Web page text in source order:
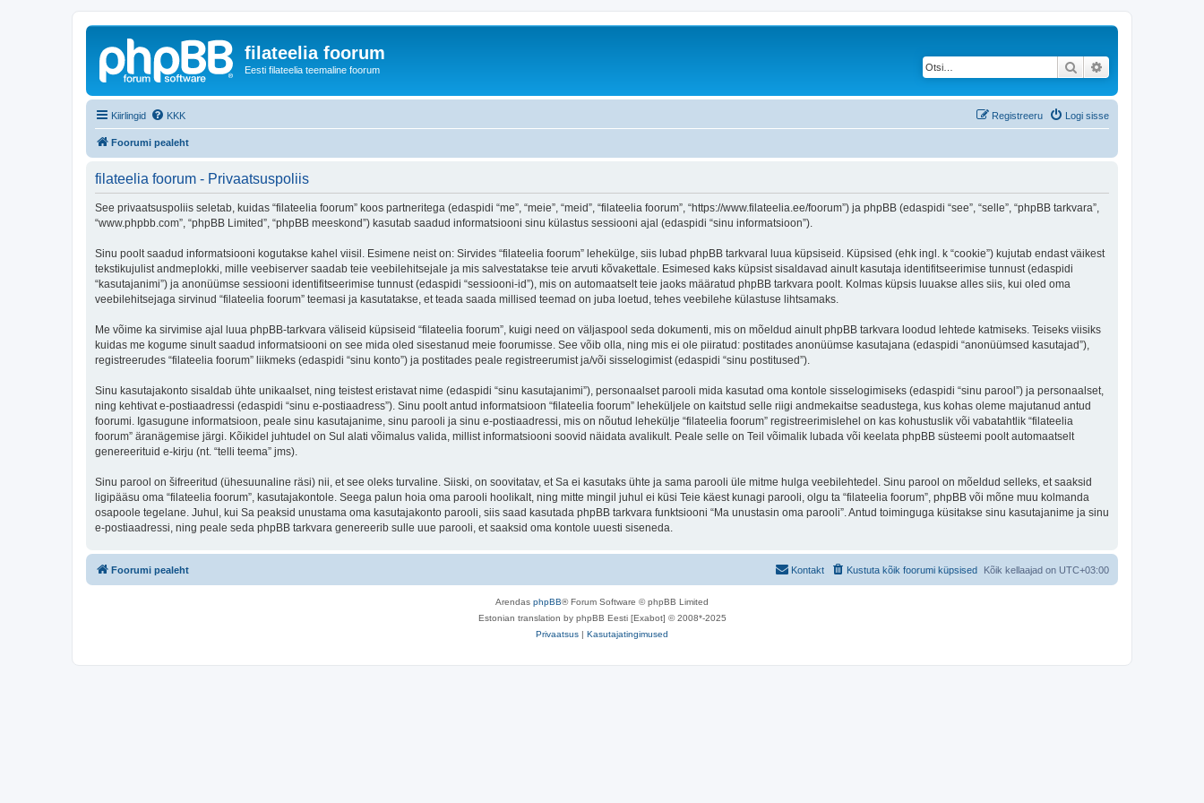
filateelia foorum
Eesti filateelia teemaline foorum Otsi
Kiirlingid KKK Logi sisse
Registreeru
Foorumi pealeht
filateelia foorum - Privaatsuspoliis
See privaatsuspoliis seletab, kuidas “filateelia foorum” koos partneritega (edaspidi “me”, “meie”, “meid”, “filateelia foorum”, “https://www.filateelia.ee/foorum”) ja phpBB (edaspidi “see”, “selle”, “phpBB tarkvara”,
“www.phpbb.com”, “phpBB Limited”, “phpBB meeskond”) kasutab saadud informatsiooni sinu külastus sessiooni ajal (edaspidi “sinu informatsioon”).
Sinu poolt saadud informatsiooni kogutakse kahel viisil. Esimene neist on: Sirvides “filateelia foorum” lehekülge, siis lubad phpBB tarkvaral luua küpsiseid. Küpsised (ehk ingl. k “cookie”) kujutab endast väikest
tekstikujulist andmeplokki, mille veebiserver saadab teie veebilehitsejale ja mis salvestatakse teie arvuti kõvakettale. Esimesed kaks küpsist sisaldavad ainult kasutaja identifitseerimise tunnust (edaspidi
“kasutajanimi”) ja anonüümse sessiooni identifitseerimise tunnust (edaspidi “sessiooni-id”), mis on automaatselt teie jaoks määratud phpBB tarkvara poolt. Kolmas küpsis luuakse alles siis, kui oled oma
veebilehitsejaga sirvinud “filateelia foorum” teemasi ja kasutatakse, et teada saada millised teemad on juba loetud, tehes veebilehe külastuse lihtsamaks.
Me võime ka sirvimise ajal luua phpBB-tarkvara väliseid küpsiseid “filateelia foorum”, kuigi need on väljaspool seda dokumenti, mis on mõeldud ainult phpBB tarkvara loodud lehtede katmiseks. Teiseks viisiks
kuidas me kogume sinult saadud informatsiooni on see mida oled sisestanud meie foorumisse. See võib olla, ning mis ei ole piiratud: postitades anonüümse kasutajana (edaspidi “anonüümsed kasutajad”),
registreerudes “filateelia foorum” liikmeks (edaspidi “sinu konto”) ja postitades peale registreerumist ja/või sisselogimist (edaspidi “sinu postitused”).
Sinu kasutajakonto sisaldab ühte unikaalset, ning teistest eristavat nime (edaspidi “sinu kasutajanimi”), personaalset parooli mida kasutad oma kontole sisselogimiseks (edaspidi “sinu parool”) ja personaalset,
ning kehtivat e-postiaadressi (edaspidi “sinu e-postiaadress”). Sinu poolt antud informatsioon “filateelia foorum” leheküljele on kaitstud selle riigi andmekaitse seadustega, kus kohas oleme majutanud antud
foorumi. Igasugune informatsioon, peale sinu kasutajanime, sinu parooli ja sinu e-postiaadressi, mis on nõutud lehekülje “filateelia foorum” registreerimislehel on kas kohustuslik või vabatahtlik “filateelia
foorum” äranägemise järgi. Kõikidel juhtudel on Sul alati võimalus valida, millist informatsiooni soovid näidata avalikult. Peale selle on Teil võimalik lubada või keelata phpBB süsteemi poolt automaatselt
genereerituid e-kirju (nt. “telli teema” jms).
Sinu parool on šifreeritud (ühesuunaline räsi) nii, et see oleks turvaline. Siiski, on soovitatav, et Sa ei kasutaks ühte ja sama parooli üle mitme hulga veebilehtedel. Sinu parool on mõeldud selleks, et saaksid
ligipääsu oma “filateelia foorum”, kasutajakontole. Seega palun hoia oma parooli hoolikalt, ning mitte mingil juhul ei küsi Teie käest kunagi parooli, olgu ta “filateelia foorum”, phpBB või mõne muu kolmanda
osapoole tegelane. Juhul, kui Sa peaksid unustama oma kasutajakonto parooli, siis saad kasutada phpBB tarkvara funktsiooni “Ma unustasin oma parooli”. Antud toiminguga küsitakse sinu kasutajanime ja sinu
e-postiaadressi, ning peale seda phpBB tarkvara genereerib sulle uue parooli, et saaksid oma kontole uuesti siseneda.
Foorumi pealeht Kõik kellaajad on UTC+03:00
Kustuta kõik foorumi küpsised
Kontakt
Arendas phpBB® Forum Software © phpBB Limited
Estonian translation by phpBB Eesti [Exabot] © 2008*-2025
Privaatsus | Kasutajatingimused